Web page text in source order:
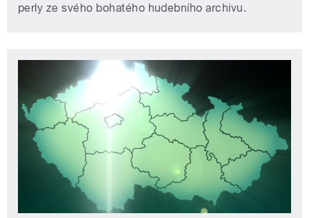
perly ze svého bohatého hudebního archivu.